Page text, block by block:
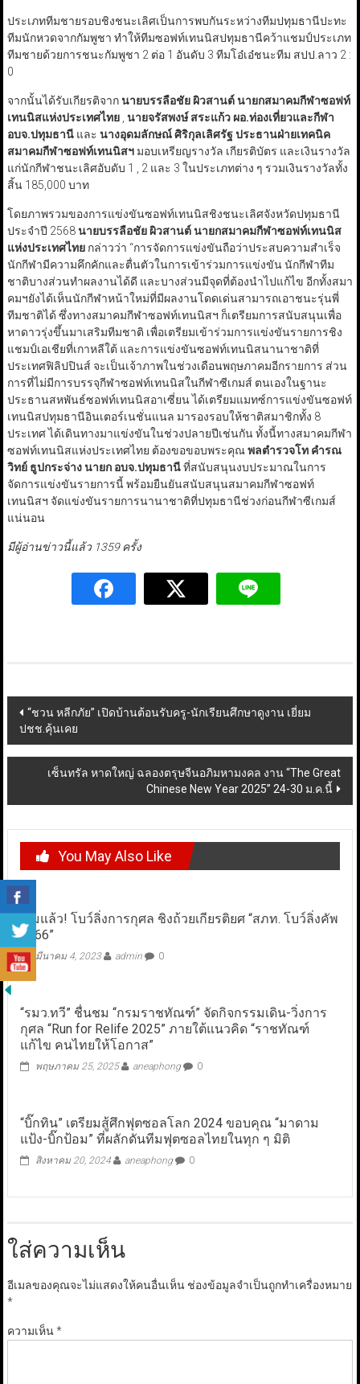
ประเภททีมชายรอบชิงชนะเลิศเป็นการพบกันระหว่างทีมปทุมธานีปะทะ
ทีมนักหวดจากกัมพูชา ทำให้ทีมซอฟท์เทนนิสปทุมธานีคว้าแชมป์ประเภท
ทีมชายด้วยการชนะกัมพูชา 2 ต่อ 1 อันดับ 3 ทีมโอ๋เอ๋ชนะทีม สปป.ลาว 2 :
0
จากนั้นได้รับเกียรติจากนายบรรลือชัย ผิวสานต์ นายกสมาคมกีฬาซอฟท์
เทนนิสแห่งประเทศไทย, นายจรัสพงษ์ สระแก้ว ผอ.ท่องเที่ยวและกีฬา
อบจ.ปทุมธานีและ นางอุดมลักษณ์ ศิริกุลเลิศรัฐ ประธานฝ่ายเทคนิค
สมาคมกีฬาซอฟท์เทนนิสฯมอบเหรียญรางวัล เกียรติบัตร และเงินรางวัล
แก่นักกีฬาชนะเลิศอับดับ 1 , 2 และ 3 ในประเภทต่าง ๆ รวมเงินรางวัลทั้ง
สิ้น 185,000 บาท
โดยภาพรวมของการแข่งขันซอฟท์เทนนิสชิงชนะเลิศจังหวัดปทุมธานี
ประจำปี 2568นายบรรลือชัย ผิวสานต์ นายกสมาคมกีฬาซอฟท์เทนนิส
แห่งประเทศไทยกล่าวว่า “การจัดการแข่งขันถือว่าประสบความสำเร็จ
นักกีฬามีความคึกคักและตื่นตัวในการเข้าร่วมการแข่งขัน นักกีฬาทีม
ชาติบางส่วนทำผลงานได้ดี และบางส่วนมีจุดที่ต้องนำไปแก้ไข อีกทั้งสมา
คมฯยังได้เห็นนักกีฬาหน้าใหม่ที่มีผลงานโดดเด่นสามารถเอาชนะรุ่นพี่
ทีมชาติได้ ซึ่งทางสมาคมกีฬาซอฟท์เทนนิสฯ ก็เตรียมการสนับสนุนเพื่อ
หาดาวรุ่งขึ้นมาเสริมทีมชาติ เพื่อเตรียมเข้าร่วมการแข่งขันรายการชิง
แชมป์เอเชียที่เกาหลีใต้ และการแข่งขันซอฟท์เทนนิสนานาชาติที่
ประเทศฟิลิปปินส์ จะเป็นเจ้าภาพในช่วงเดือนพฤษภาคมอีกรายการ ส่วน
การที่ไม่มีการบรรจุกีฬาซอฟท์เทนนิสในกีฬาซีเกมส์ ตนเองในฐานะ
ประธานสหพันธ์ซอฟท์เทนนิสอาเซี่ยน ได้เตรียมแมทซ์การแข่งขันซอฟท์
เทนนิสปทุมธานีอินเตอร์เนชั่นแนล มารองรอบให้ชาติสมาชิกทั้ง 8
ประเทศ ได้เดินทางมาแข่งขันในช่วงปลายปีเช่นกัน ทั้งนี้ทางสมาคมกีฬา
ซอฟท์เทนนิสแห่งประเทศไทย ต้องขอขอบพระคุณพลตำรวจโท คำรณ
วิทย์ ธูปกระจ่าง นายก อบจ.ปทุมธานีที่สนับสนุนงบประมาณในการ
จัดการแข่งขันรายการนี้ พร้อมยืนยันสนับสนุนสมาคมกีฬาซอฟท์
เทนนิสฯ จัดแข่งขันรายการนานาชาติที่ปทุมธานีช่วงก่อนกีฬาซีเกมส์
แน่นอน
มีผู้อ่านข่าวนี้แล้ว 1359 ครั้ง
Post
navigation
“ชวน หลีกภัย” เปิดบ้านต้อนรับครู-นักเรียนศึกษาดูงาน เยี่ยม
ปชช.คุ้นเคย
เซ็นทรัล หาดใหญ่ ฉลองตรุษจีนอภิมหามงคล งาน “The Great
Chinese New Year 2025” 24-30 ม.ค.นี้
You May Also Like
เริ่มแล้ว! โบว์ลิ่งการกุศล ชิงถ้วยเกียรติยศ “สภท. โบว์ลิ่งคัพ
2566”
มีนาคม 4, 2023 admin 0
“รมว.ทวี” ชื่นชม “กรมราชทัณฑ์” จัดกิจกรรมเดิน-วิ่งการ
กุศล “Run for Relife 2025” ภายใต้แนวคิด “ราชทัณฑ์
แก้ไข คนไทยให้โอกาส”
พฤษภาคม 25, 2025 aneaphong 0
“บิ๊กทิน” เตรียมสู้ศึกฟุตซอลโลก 2024 ขอบคุณ “มาดาม
แป้ง-บิ๊กป้อม” ที่ผลักดันทีมฟุตซอลไทยในทุก ๆ มิติ
สิงหาคม 20, 2024 aneaphong 0
ใส่ความเห็น
อีเมลของคุณจะไม่แสดงให้คนอื่นเห็น ช่องข้อมูลจำเป็นถูกทำเครื่องหมาย
*
ความเห็น*